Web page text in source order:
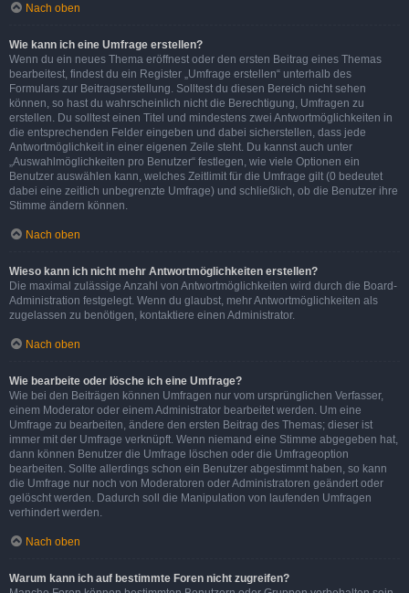
Nach oben
Wie kann ich eine Umfrage erstellen?
Wenn du ein neues Thema eröffnest oder den ersten Beitrag eines Themas
bearbeitest, findest du ein Register „Umfrage erstellen“ unterhalb des
Formulars zur Beitragserstellung. Solltest du diesen Bereich nicht sehen
können, so hast du wahrscheinlich nicht die Berechtigung, Umfragen zu
erstellen. Du solltest einen Titel und mindestens zwei Antwortmöglichkeiten in
die entsprechenden Felder eingeben und dabei sicherstellen, dass jede
Antwortmöglichkeit in einer eigenen Zeile steht. Du kannst auch unter
„Auswahlmöglichkeiten pro Benutzer“ festlegen, wie viele Optionen ein
Benutzer auswählen kann, welches Zeitlimit für die Umfrage gilt (0 bedeutet
dabei eine zeitlich unbegrenzte Umfrage) und schließlich, ob die Benutzer ihre
Stimme ändern können.
Nach oben
Wieso kann ich nicht mehr Antwortmöglichkeiten erstellen?
Die maximal zulässige Anzahl von Antwortmöglichkeiten wird durch die Board-
Administration festgelegt. Wenn du glaubst, mehr Antwortmöglichkeiten als
zugelassen zu benötigen, kontaktiere einen Administrator.
Nach oben
Wie bearbeite oder lösche ich eine Umfrage?
Wie bei den Beiträgen können Umfragen nur vom ursprünglichen Verfasser,
einem Moderator oder einem Administrator bearbeitet werden. Um eine
Umfrage zu bearbeiten, ändere den ersten Beitrag des Themas; dieser ist
immer mit der Umfrage verknüpft. Wenn niemand eine Stimme abgegeben hat,
dann können Benutzer die Umfrage löschen oder die Umfrageoption
bearbeiten. Sollte allerdings schon ein Benutzer abgestimmt haben, so kann
die Umfrage nur noch von Moderatoren oder Administratoren geändert oder
gelöscht werden. Dadurch soll die Manipulation von laufenden Umfragen
verhindert werden.
Nach oben
Warum kann ich auf bestimmte Foren nicht zugreifen?